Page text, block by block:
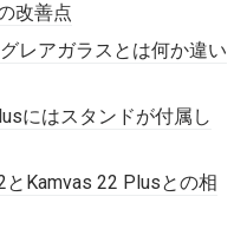
改善点
レアガラスとは何か違い
にはスタンドが付属し
Kamvas 22 Plusとの相